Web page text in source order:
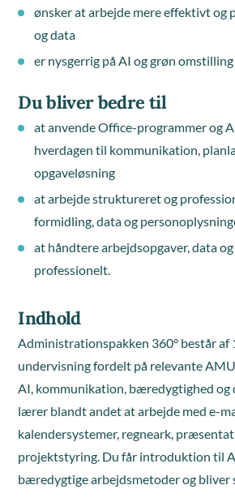
ønsker at arbejde mere effektivt og
og data
er nysgerrig på AI og grøn
Du bliver bedre til
at anvende Office-programmer og
hverdagen til kommunikation,
opgaveløsning
at arbejde struktureret og
formidling, data og
at håndtere arbejdsopgaver, data
professionelt.
Indhold
Administrationspakken 360° består af
undervisning fordelt på relevante
AI, kommunikation, bæredygtighed og
lærer blandt andet at arbejde med e-
kalendersystemer, regneark,
projektstyring. Du får introduktion til
bæredygtige arbejdsmetoder og bliver